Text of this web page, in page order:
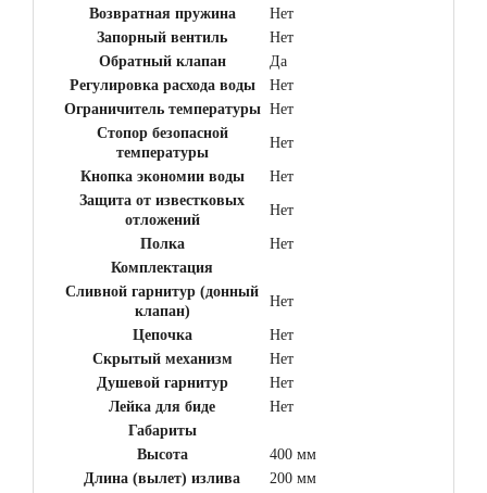
Возвратная пружина
Нет
Запорный вентиль
Нет
Обратный клапан
Да
Регулировка расхода воды
Нет
Ограничитель температуры Нет
Стопор безопасной
температуры
Нет
Кнопка экономии воды
Нет
Защита от известковых
отложений
Нет
Полка
Нет
Комплектация
Сливной гарнитур (донный
клапан)
Нет
Цепочка
Нет
Скрытый механизм
Нет
Душевой гарнитур
Нет
Лейка для биде
Нет
Габариты
Высота
400 мм
Длина (вылет) излива
200 мм